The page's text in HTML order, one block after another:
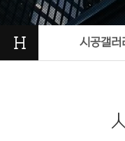
H 시공갤러